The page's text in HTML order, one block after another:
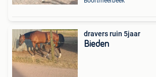
dravers ruin 5jaar
Bieden